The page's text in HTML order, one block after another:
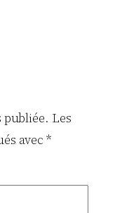
publiée. Les
avec*